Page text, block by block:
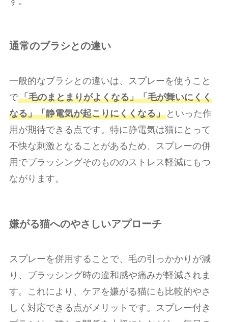
通常のブラシとの違い
一般的なブラシとの違いは、スプレーを使うこと
で「毛のまとまりがよくなる」「毛が舞いにくく
なる」「静電気が起こりにくくなる」といった作
用が期待できる点です。特に静電気は猫にとって
不快な刺激となることがあるため、スプレーの併
用でブラッシングそのもののストレス軽減にもつ
ながります。
嫌がる猫へのやさしいアプローチ
スプレーを併用することで、毛の引っかかりが減
り、ブラッシング時の違和感や痛みが軽減されま
す。これにより、ケアを嫌がる猫にも比較的やさ
しく対応できる点がメリットです。スプレー付き